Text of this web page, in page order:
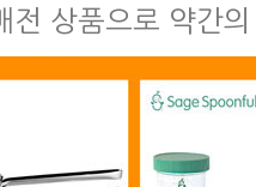
전 상품으로 약간